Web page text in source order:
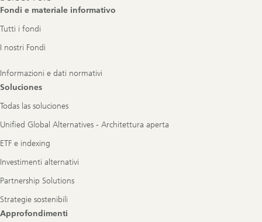
Fondi e materiale informativo
Tutti i fondi
I nostri Fondi
Informazioni e dati normativi
Soluciones
Todas las soluciones
Unified Global Alternatives - Architettura aperta
ETF e indexing
Investimenti alternativi
Partnership Solutions
Strategie sostenibili
Approfondimenti